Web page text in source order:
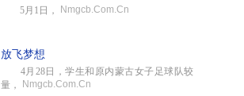
5月1日， Nmgcb.Com.Cn
放飞梦想
4月28日，学生和原内蒙古女子足球队较
量，
Nmgcb.Com.Cn